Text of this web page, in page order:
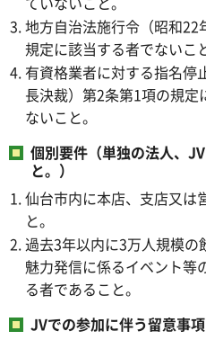
地方自治法施行令（昭和
規定に該当する者でないこ
有資格業者に対する指名停
長決裁）第2条第1項の規
ないこと。
個別要件（単独の法人、
と。）
仙台市内に本店、支店又は
と。
過去3年以内に3万人規模
魅力発信に係るイベント等
る者であること。
JVでの参加に伴う留意事項